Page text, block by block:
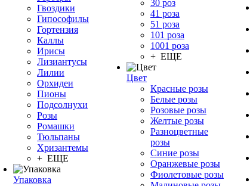
Гвоздики
Гипософилы
Гортензия
Каллы
Ирисы
Лизиантусы
Лилии
Орхидеи
Пионы
Подсолнухи
Розы
Ромашки
Тюльпаны
Хризантемы
+ ЕЩЕ
Упаковка
30 роз
41 роза
51 роза
101 роза
1001 роза
+ ЕЩЕ
Цвет
Красные розы
Белые розы
Розовые розы
Желтые розы
Разноцветные
розы
Синие розы
Оранжевые розы
Фиолетовые розы